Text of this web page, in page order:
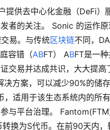
提供去中心化金融（DeFi）
者的关注。 Sonic 的运作
易。与传统区块链不同，
容错（ABFT） ABFT是一
交易并达成共识，大大提
方案，可以减少90%的储
适用于该生态系统内的所
与平台治理。
换为S代币。在前90天内